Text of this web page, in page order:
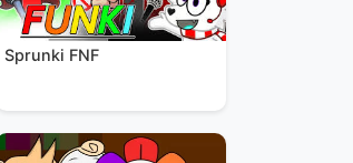
Sprunki FNF